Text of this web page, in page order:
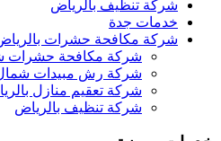
شركة تنظيف بالرياض
خدمات جدة
شركة مكافحة حشرات
شركة مكافحة حشرات
شركة رش مبيدات
شركة تعقيم منازل
شركة تنظيف بالرياض